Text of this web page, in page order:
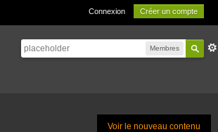
Connexion Créer un compte
Membres
Voir le nouveau contenu